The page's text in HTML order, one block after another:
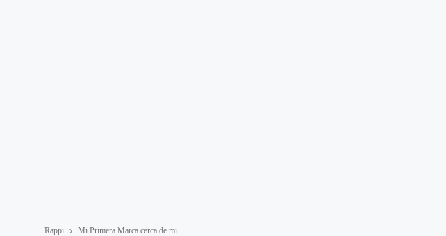
Rappi Mi Primera Marca cerca de mi